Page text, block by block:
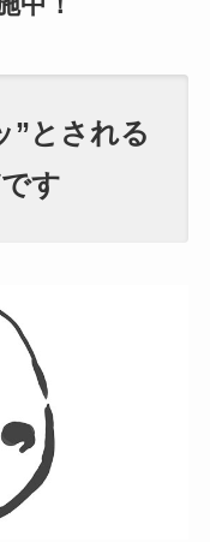
”とされる
す